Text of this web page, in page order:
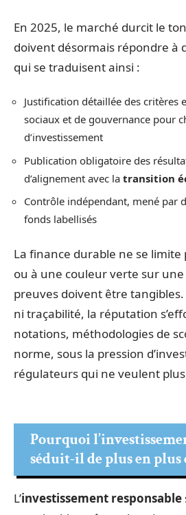
En 2025, le marché durcit le
doivent désormais répondre à
qui se traduisent ainsi :
Justification détaillée des critères
sociaux et de gouvernance pour
d’investissement
Publication obligatoire des
d’alignement avec la transition
Contrôle indépendant, mené par
fonds labellisés
La finance durable ne se limite
ou à une couleur verte sur
preuves doivent être
ni traçabilité, la réputation
notations, méthodologies de
norme, sous la pression
régulateurs qui ne veulent
Pourquoi
séduit-il de plus en plus
L’investissement responsable